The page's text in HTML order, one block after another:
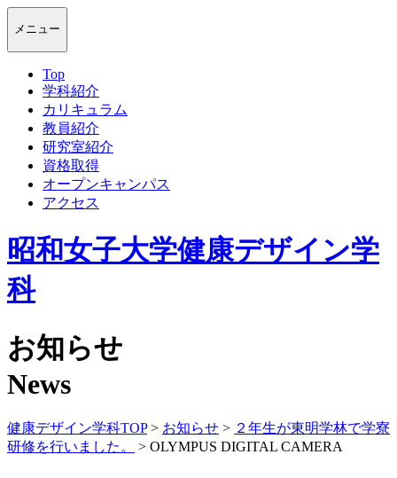
メニュー
Top
学科紹介
カリキュラム
教員紹介
研究室紹介
資格取得
オープンキャンパス
アクセス
昭和女子大学健康デザイン学
科
お知らせ
News
健康デザイン学科TOP> お知らせ > ２年生が東明学林で学寮
研修を行いました。
> OLYMPUS DIGITAL CAMERA